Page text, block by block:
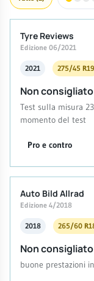
Tyre Reviews
Edizione 06/2021
2021 275/45 R19
Non consigliato
Test sulla misura
momento del test
Pro e contro
Auto Bild Allrad
Edizione 4/2018
2018 265/60
Non consigliato
buone prestazioni